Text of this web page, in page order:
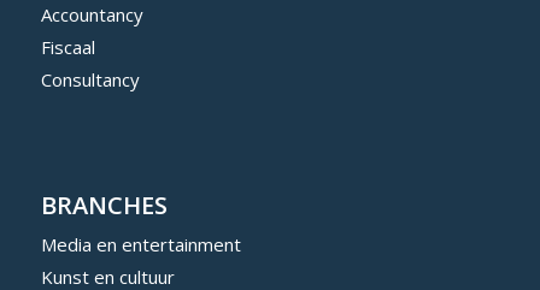
Accountancy
Fiscaal
Consultancy
BRANCHES
Media en entertainment
Kunst en cultuur